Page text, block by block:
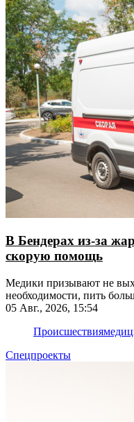
В Бендерах из-за
скорую помощь
Медики призывают не
необходимости, пить
05 Авг., 2026, 15:54
Происшествия
Спецпроекты